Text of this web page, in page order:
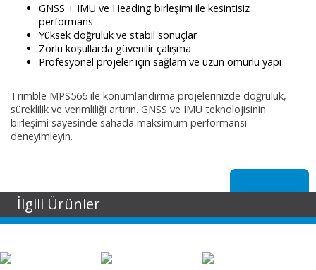
GNSS + IMU ve Heading birleşimi ile kesintisiz
performans
Yüksek doğruluk ve stabil sonuçlar
Zorlu koşullarda güvenilir çalışma
Profesyonel projeler için sağlam ve uzun ömürlü yapı
Trimble MPS566 ile konumlandırma projelerinizde doğruluk,
süreklilik ve verimliliği artırın. GNSS ve IMU teknolojisinin
birleşimi sayesinde sahada maksimum performansı
deneyimleyin.
İlgili Ürünler